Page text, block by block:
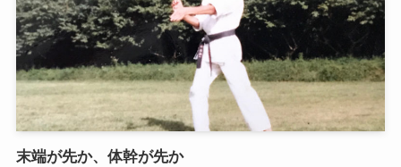
末端が先か、体幹が先か